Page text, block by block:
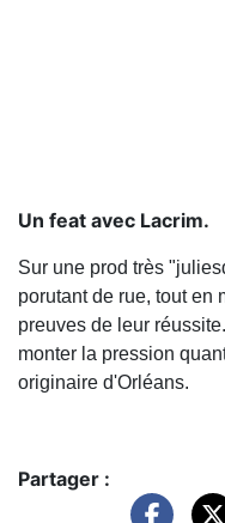
Un feat avec Lacrim.
Sur une prod très
porutant de rue, tout en
preuves de leur
monter la pression
originaire d'Orléans.
Partager :